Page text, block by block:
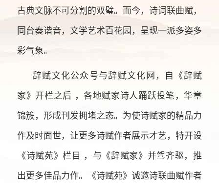
古典文脉不可分割的双璧。而今，诗词联曲赋，
同台奏谐音，文学艺术百花园，呈现一派多姿多
彩气象。
辞赋文化公众号与辞赋文化网，自《辞赋
家》开栏之后 ，各地赋家诗人踊跃投笔，华章
锦簇，形成刊发拥堵之态。为使诗赋家的精品力
作及时面世，让更多诗赋作者展示才艺，特开设
《诗赋苑》栏目 ，与《辞赋家》并驾齐驱，推
出更多佳品力作。《诗赋苑》诚邀诗联曲赋作者